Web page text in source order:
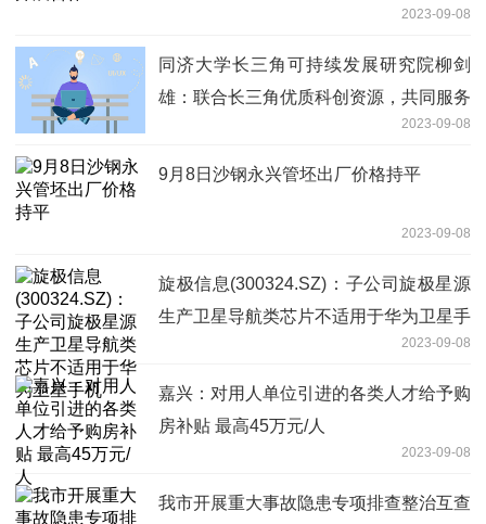
2023-09-08
同济大学长三角可持续发展研究院柳剑
雄：联合长三角优质科创资源，共同服务
2023-09-08
9月8日沙钢永兴管坯出厂价格持平
2023-09-08
旋极信息(300324.SZ)：子公司旋极星源
生产卫星导航类芯片不适用于华为卫星手
2023-09-08
嘉兴：对用人单位引进的各类人才给予购
房补贴 最高45万元/人
2023-09-08
我市开展重大事故隐患专项排查整治互查